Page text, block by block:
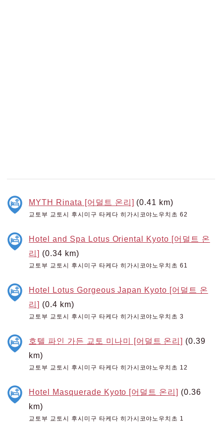
MYTH Rinata [어덜트 온리] (0.41 km)
교토부 교토시 후시미구 타케다 히가시코야노우치초 62
Hotel and Spa Lotus Oriental Kyoto [어덜트 온
리] (0.34 km)
교토부 교토시 후시미구 타케다 히가시코야노우치초 61
Hotel Lotus Gorgeous Japan Kyoto [어덜트 온
리] (0.4 km)
교토부 교토시 후시미구 타케다 히가시코야노우치초 3
호텔 파인 가든 교토 미나미 [어덜트 온리] (0.39
km)
교토부 교토시 후시미구 타케다 히가시코야노우치초 12
Hotel Masquerade Kyoto [어덜트 온리] (0.36
km)
교토부 교토시 후시미구 타케다 히가시코야노우치초 1